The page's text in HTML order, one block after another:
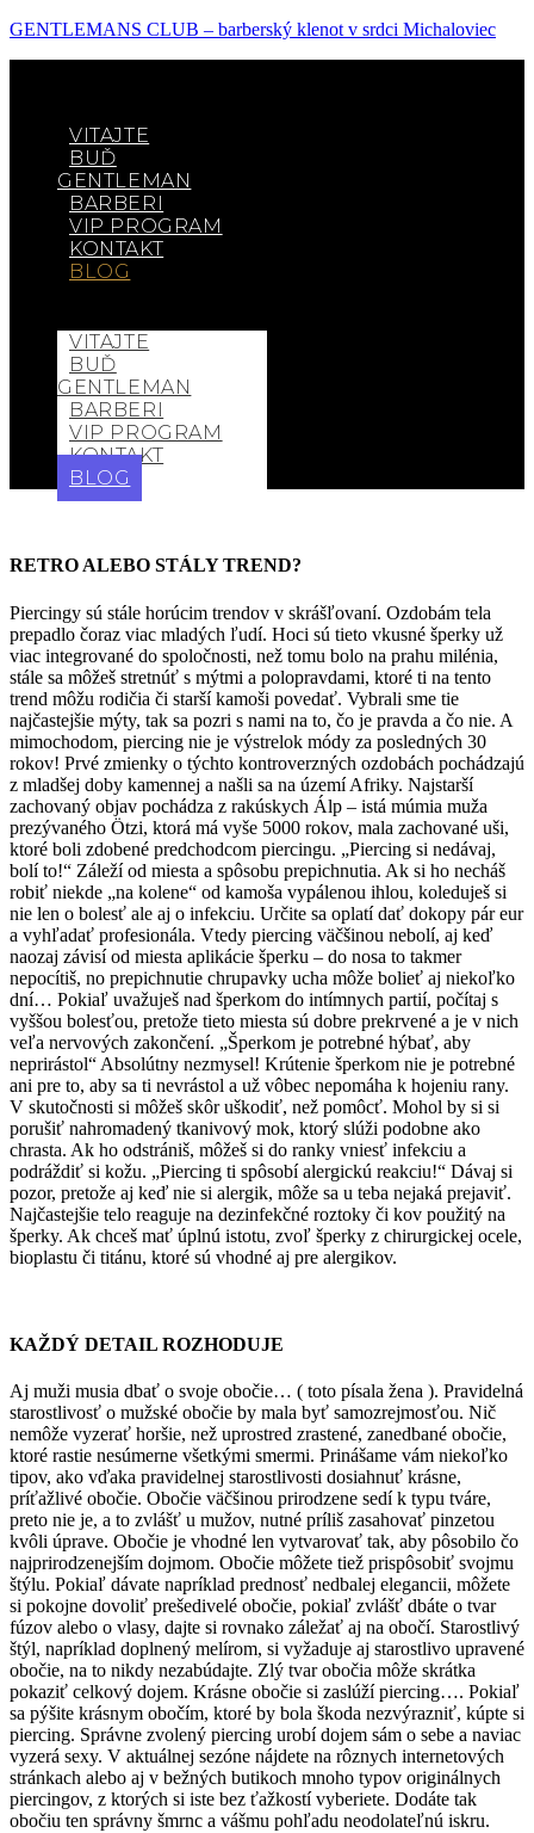
GENTLEMANS CLUB – barberský klenot v srdci Michaloviec
VITAJTE
BUĎ
GENTLEMAN
BARBERI
VIP PROGRAM
KONTAKT
BLOG
VITAJTE
BUĎ
GENTLEMAN
BARBERI
VIP PROGRAM
KONTAKT
BLOG
RETRO ALEBO STÁLY TREND?
Piercingy sú stále horúcim trendov v skrášľovaní. Ozdobám tela
prepadlo čoraz viac mladých ľudí. Hoci sú tieto vkusné šperky už
viac integrované do spoločnosti, než tomu bolo na prahu milénia,
stále sa môžeš stretnúť s mýtmi a polopravdami, ktoré ti na tento
trend môžu rodičia či starší kamoši povedať. Vybrali sme tie
najčastejšie mýty, tak sa pozri s nami na to, čo je pravda a čo nie. A
mimochodom, piercing nie je výstrelok módy za posledných 30
rokov! Prvé zmienky o týchto kontroverzných ozdobách pochádzajú
z mladšej doby kamennej a našli sa na území Afriky. Najstarší
zachovaný objav pochádza z rakúskych Álp – istá múmia muža
prezývaného Ötzi, ktorá má vyše 5000 rokov, mala zachované uši,
ktoré boli zdobené predchodcom piercingu. „Piercing si nedávaj,
bolí to!“ Záleží od miesta a spôsobu prepichnutia. Ak si ho necháš
robiť niekde „na kolene“ od kamoša vypálenou ihlou, koleduješ si
nie len o bolesť ale aj o infekciu. Určite sa oplatí dať dokopy pár eur
a vyhľadať profesionála. Vtedy piercing väčšinou nebolí, aj keď
naozaj závisí od miesta aplikácie šperku – do nosa to takmer
nepocítiš, no prepichnutie chrupavky ucha môže bolieť aj niekoľko
dní… Pokiaľ uvažuješ nad šperkom do intímnych partií, počítaj s
vyššou bolesťou, pretože tieto miesta sú dobre prekrvené a je v nich
veľa nervových zakončení. „Šperkom je potrebné hýbať, aby
neprirástol“ Absolútny nezmysel! Krútenie šperkom nie je potrebné
ani pre to, aby sa ti nevrástol a už vôbec nepomáha k hojeniu rany.
V skutočnosti si môžeš skôr uškodiť, než pomôcť. Mohol by si si
porušiť nahromadený tkanivový mok, ktorý slúži podobne ako
chrasta. Ak ho odstrániš, môžeš si do ranky vniesť infekciu a
podráždiť si kožu. „Piercing ti spôsobí alergickú reakciu!“ Dávaj si
pozor, pretože aj keď nie si alergik, môže sa u teba nejaká prejaviť.
Najčastejšie telo reaguje na dezinfekčné roztoky či kov použitý na
šperky. Ak chceš mať úplnú istotu, zvoľ šperky z chirurgickej ocele,
bioplastu či titánu, ktoré sú vhodné aj pre alergikov.
KAŽDÝ DETAIL ROZHODUJE
Aj muži musia dbať o svoje obočie… ( toto písala žena ). Pravidelná
starostlivosť o mužské obočie by mala byť samozrejmosťou. Nič
nemôže vyzerať horšie, než uprostred zrastené, zanedbané obočie,
ktoré rastie nesúmerne všetkými smermi. Prinášame vám niekoľko
tipov, ako vďaka pravidelnej starostlivosti dosiahnuť krásne,
príťažlivé obočie. Obočie väčšinou prirodzene sedí k typu tváre,
preto nie je, a to zvlášť u mužov, nutné príliš zasahovať pinzetou
kvôli úprave. Obočie je vhodné len vytvarovať tak, aby pôsobilo čo
najprirodzenejším dojmom. Obočie môžete tiež prispôsobiť svojmu
štýlu. Pokiaľ dávate napríklad prednosť nedbalej elegancii, môžete
si pokojne dovoliť prešedivelé obočie, pokiaľ zvlášť dbáte o tvar
fúzov alebo o vlasy, dajte si rovnako záležať aj na obočí. Starostlivý
štýl, napríklad doplnený melírom, si vyžaduje aj starostlivo upravené
obočie, na to nikdy nezabúdajte. Zlý tvar obočia môže skrátka
pokaziť celkový dojem. Krásne obočie si zaslúží piercing…. Pokiaľ
sa pýšite krásnym obočím, ktoré by bola škoda nezvýrazniť, kúpte si
piercing. Správne zvolený piercing urobí dojem sám o sebe a naviac
vyzerá sexy. V aktuálnej sezóne nájdete na rôznych internetových
stránkach alebo aj v bežných butikoch mnoho typov originálnych
piercingov, z ktorých si iste bez ťažkostí vyberiete. Dodáte tak
obočiu ten správny šmrnc a vášmu pohľadu neodolateľnú iskru.